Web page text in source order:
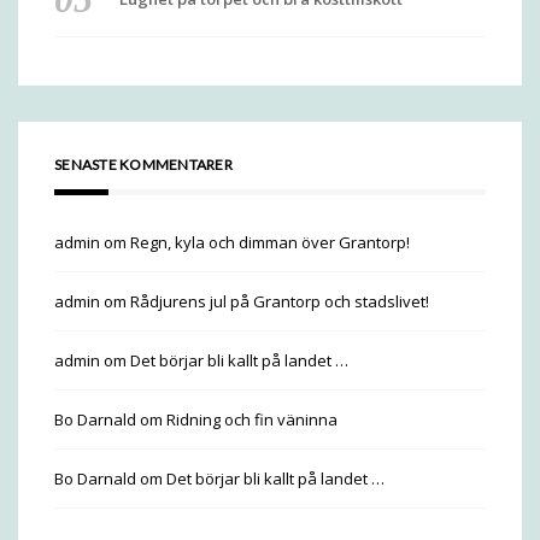
SENASTE KOMMENTARER
admin om Regn, kyla och dimman över Grantorp!
admin om Rådjurens jul på Grantorp och stadslivet!
admin om Det börjar bli kallt på landet …
Bo Darnald om Ridning och fin väninna
Bo Darnald om Det börjar bli kallt på landet …